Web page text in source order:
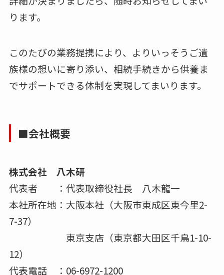
ります。
このたびの業務提携により、よりいっそうご遺
族様の想いに寄り添い、相続手続きから供養ま
でサポートできる体制を実現してまいります。
■会社概要
株式会社 八木研
代表者 ：代表取締役社長 八木龍一
本社所在地：大阪本社（大阪市東成区東今里2-
7-37）
東京支店（東京都大田区千鳥1-10-
12）
代表電話 ：06-6972-1200